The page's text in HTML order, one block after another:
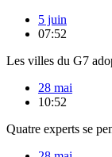
5 juin
07:52
Les villes du G7
28 mai
10:52
Quatre experts se